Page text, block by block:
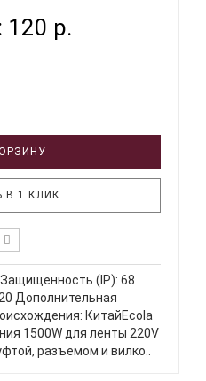
120 р.
В 1 КЛИК
(IP): 68
Дополнительная
КитайEcola
1500W для ленты 220V
разъемом и вилко..